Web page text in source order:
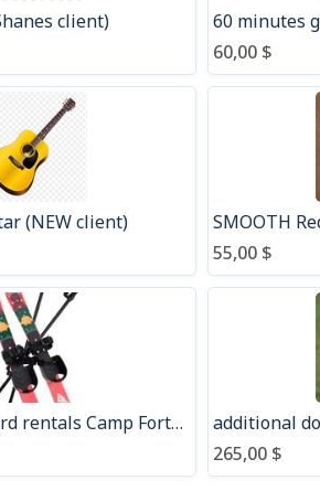
client)
60 minutes
60,00 $
(NEW client)
SMOOTH
55,00 $
Ski or snowboard rentals Camp Fortune
additional
265,00 $